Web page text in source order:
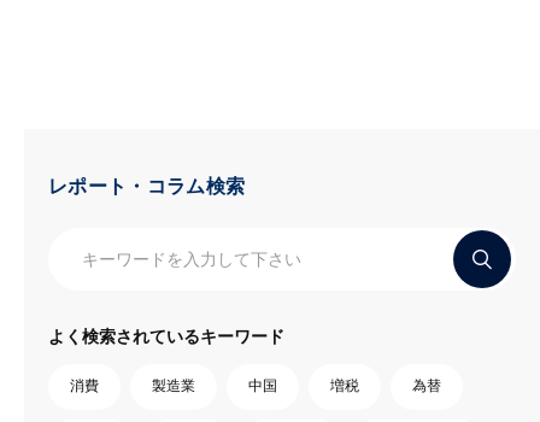
レポート・コラム検索
よく検索されているキーワード
消費 製造業 中国 増税 為替